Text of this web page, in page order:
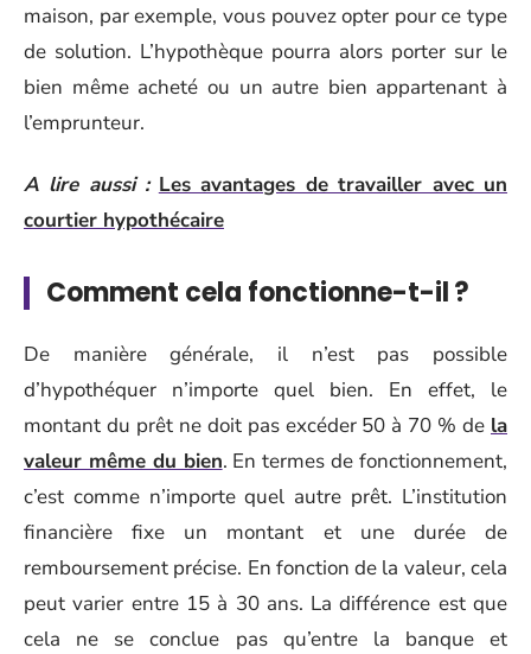
maison, par exemple, vous pouvez opter pour ce type
de solution. L’hypothèque pourra alors porter sur le
bien même acheté ou un autre bien appartenant à
l’emprunteur.
A lire aussi : Les avantages de travailler avec un
courtier hypothécaire
Comment cela fonctionne-t-il ?
De manière générale, il n’est pas possible
d’hypothéquer n’importe quel bien. En effet, le
montant du prêt ne doit pas excéder 50 à 70 % de la
valeur même du bien. En termes de fonctionnement,
c’est comme n’importe quel autre prêt. L’institution
financière fixe un montant et une durée de
remboursement précise. En fonction de la valeur, cela
peut varier entre 15 à 30 ans. La différence est que
cela ne se conclue pas qu’entre la banque et